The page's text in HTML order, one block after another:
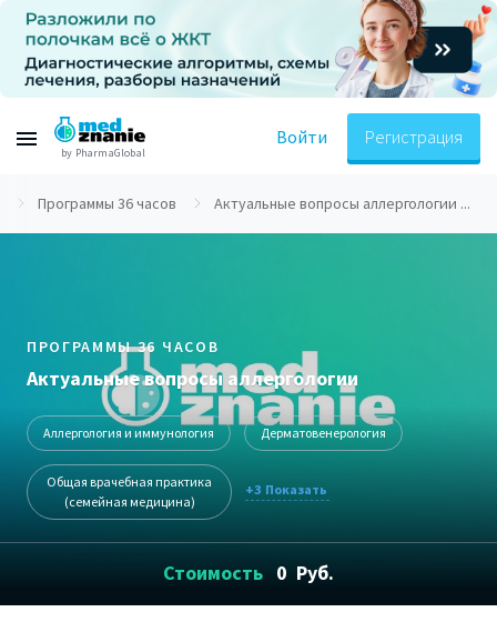
by PharmaGlobal
Войти Регистрация
Программы 36 часов Актуальные вопросы аллергологии ...
ПРОГРАММЫ 36 ЧАСОВ
Актуальные вопросы аллергологии
Аллергология и иммунология Дерматовенерология
Общая врачебная практика
(семейная медицина)
+3
Стоимость 0 Руб.